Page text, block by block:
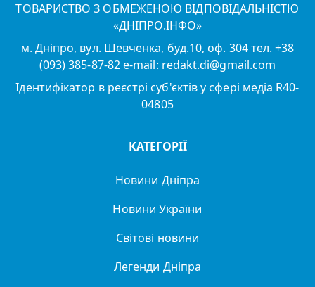
ТОВАРИСТВО З ОБМЕЖЕНОЮ ВІДПОВІДАЛЬНІСТЮ
«ДНІПРО.ІНФО»
м. Дніпро, вул. Шевченка, буд.10, оф. 304 тел. +38
(093) 385-87-82 e-mail: redakt.di@gmail.com
Ідентифікатор в реєстрі суб'єктів у сфері медіа R40-
04805
КАТЕГОРІЇ
Новини Дніпра
Новини України
Світові новини
Легенди Дніпра